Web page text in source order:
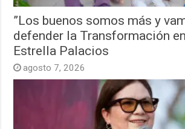
”Los buenos somos más y
defender la Transformación
Estrella Palacios
agosto 7, 2026